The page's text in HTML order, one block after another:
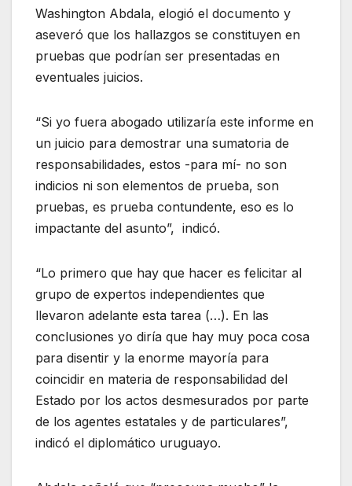
Washington Abdala, elogió el documento y
aseveró que los hallazgos se constituyen en
pruebas que podrían ser presentadas en
eventuales juicios.
“Si yo fuera abogado utilizaría este informe en
un juicio para demostrar una sumatoria de
responsabilidades, estos -para mí- no son
indicios ni son elementos de prueba, son
pruebas, es prueba contundente, eso es lo
impactante del asunto”, indicó.
“Lo primero que hay que hacer es felicitar al
grupo de expertos independientes que
llevaron adelante esta tarea (…). En las
conclusiones yo diría que hay muy poca cosa
para disentir y la enorme mayoría para
coincidir en materia de responsabilidad del
Estado por los actos desmesurados por parte
de los agentes estatales y de particulares”,
indicó el diplomático uruguayo.